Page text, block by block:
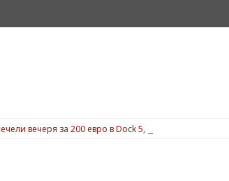
вечеря за 200 евро в Dock 5, вижте подробности